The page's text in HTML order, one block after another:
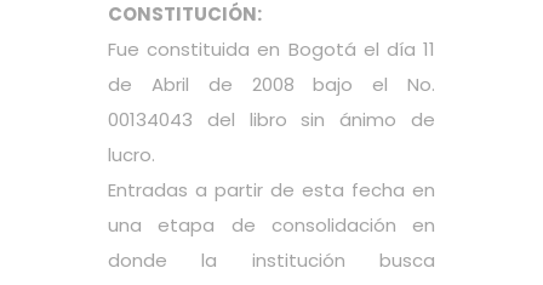
CONSTITUCIÓN:
Fue constituida en Bogotá el día 11
de Abril de 2008 bajo el No.
00134043 del libro sin ánimo de
lucro.
Entradas a partir de esta fecha en
una etapa de consolidación en
donde la institución busca